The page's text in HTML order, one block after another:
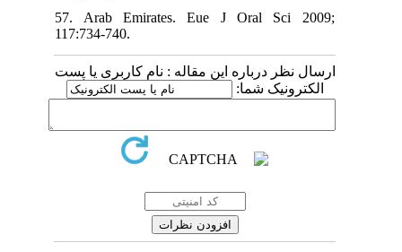
57. Arab Emirates. Eue J Oral Sci 2009;
117:734-740.
ارسال نظر درباره این مقاله : نام کاربری یا پست
الکترونیک شما: